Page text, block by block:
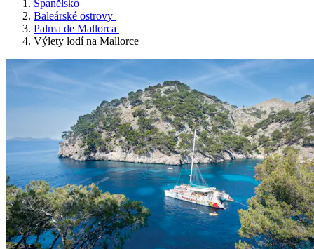
Španělsko
Baleárské ostrovy
Palma de Mallorca
Výlety lodí na Mallorce